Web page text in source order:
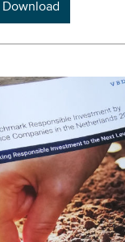
Download